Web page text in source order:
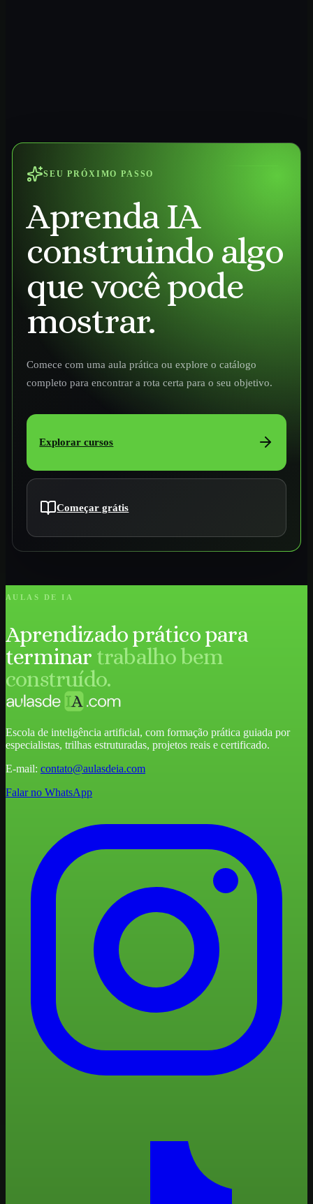
SEU PRÓXIMO PASSO
Aprenda IA
construindo algo
que você pode
mostrar.
Comece com uma aula prática ou explore o catálogo
completo para encontrar a rota certa para o seu objetivo.
Explorar cursos
Começar grátis
AULAS DE IA
Aprendizado prático para
terminar trabalho bem
construído.
Escola de inteligência artificial, com formação prática guiada por
especialistas, trilhas estruturadas, projetos reais e certificado.
E-mail: contato@aulasdeia.com
Falar no WhatsApp